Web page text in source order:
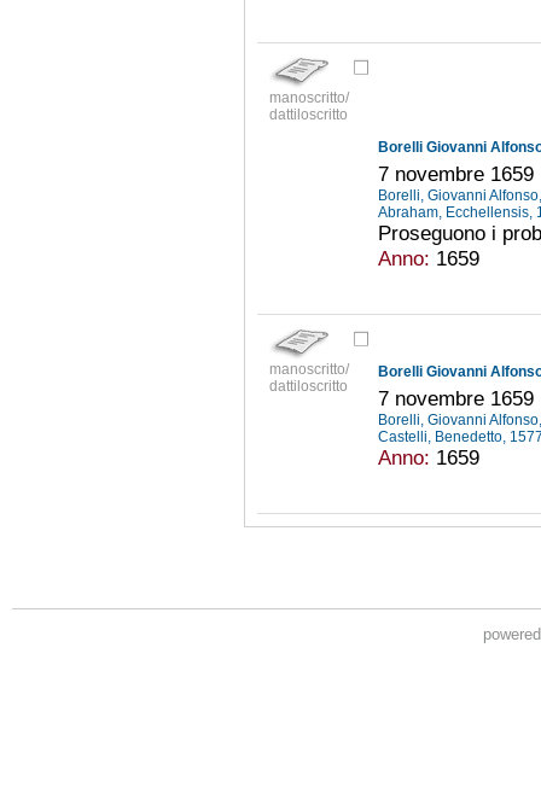
manoscritto/
dattiloscritto
Borelli Giovanni
7 novembre 1659
Borelli, Giovanni
Abraham, Ecchellensis,
Proseguono i
Anno: 1659
manoscritto/
dattiloscritto
Borelli Giovanni
7 novembre 1659
Borelli, Giovanni
Castelli, Benedetto,
Anno: 1659